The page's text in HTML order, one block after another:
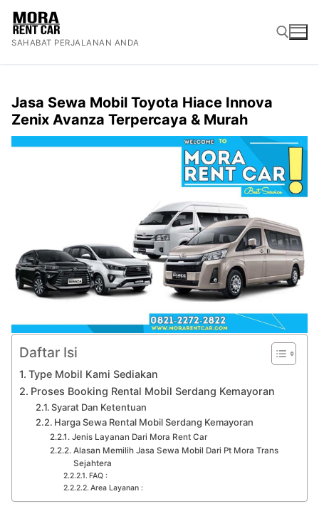
Lompat
konten
SAHABAT PERJALANAN ANDA
Jasa Sewa Mobil Toyota Hiace Innova
Zenix Avanza Terpercaya & Murah
Daftar Isi
Type Mobil Kami Sediakan
Proses Booking Rental Mobil Serdang Kemayoran
Syarat Dan Ketentuan
Harga Sewa Rental Mobil Serdang Kemayoran
Jenis Layanan Dari Mora Rent Car
Alasan Memilih Jasa Sewa Mobil Dari Pt Mora Trans
Sejahtera
FAQ :
Area Layanan :